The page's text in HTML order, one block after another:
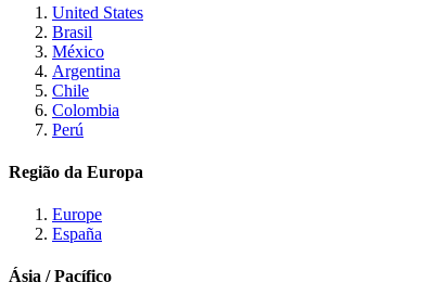
United States
Brasil
México
Argentina
Chile
Colombia
Perú
Região da Europa
Europe
España
Ásia / Pacífico